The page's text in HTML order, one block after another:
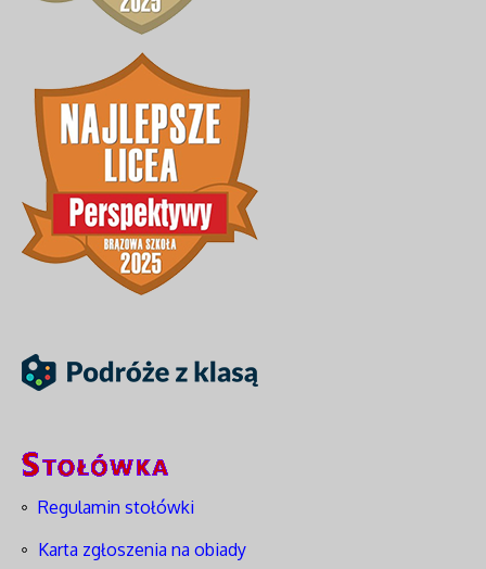
Regulamin stołówki
Karta zgłoszenia na obiady